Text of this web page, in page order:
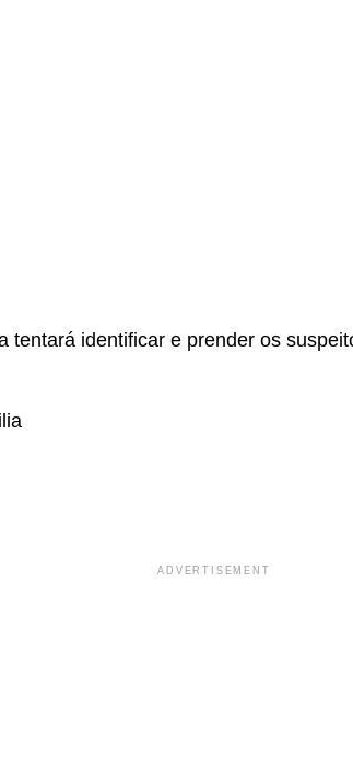
tentará identificar e prender os
ADVERTISEMENT